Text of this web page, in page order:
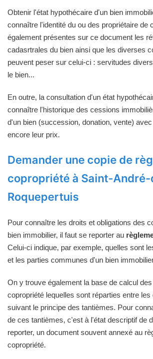
Obtenir l'état hypothécaire d'un bien
connaître l'identité du ou des propriétaire de
également présentes sur ce document les
cadasrtrales du bien ainsi que les diverses
peuvent peser sur celui-ci : servitudes
le bien...
En outre, la consultation d'un état
connaître l'historique des cessions
d'un bien (succession, donation, vente)
encore leur prix.
Demander une copie de
copropriété à Saint-
Roquepertuis
Pour connaître les droits et obligations des
bien immobilier, il faut se reporter au
Celui-ci indique, par exemple, quelles sont
et les parties communes d'un bien
On y trouve également la base de calcul
copropriété lequelles sont réparties entre les
suivant le principe des tantièmes. Pour
de ces tantièmes, c'est à l'état descriptif de
reporter, un document souvent annexé au
copropriété.